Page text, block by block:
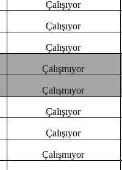
Çalışıyor
Çalışıyor
Çalışıyor
Çalışmıyor
Çalışmıyor
Çalışıyor
Çalışıyor
Çalışmıyor